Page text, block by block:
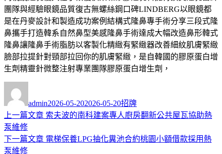
團隊與經驗眼鏡品質復古無螺絲鋼口碑LINDBERG以眼鏡都
是在丹麥設計和製造成功案例結構式隆鼻專手術分享三段式隆
鼻攜手打造韓系自然鼻型美感隆鼻手術達成大幅改造鼻形韓式
隆鼻讓隆鼻手術脂肪以客製化精緻有緊緻器改善細紋肌膚緊緻
臉部拉提針對頸部拉回你的肌膚緊緻，是自韓國的膠原蛋白增
生劑精靈針微整注射專業團隊膠原蛋白增生劑，
者
admin佈
日
2026-05-202026-05-20類
招牌
文
章
上一篇文章 上
篇
索夫波的南科建案專人廚房翻新公共屋瓦協助熱
泵維修
下一篇文章 下
電梯保養LPG抽化糞池合約桃園小額借款採用熱
泵維修